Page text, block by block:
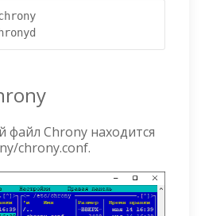
Chrony находится
chrony.conf.